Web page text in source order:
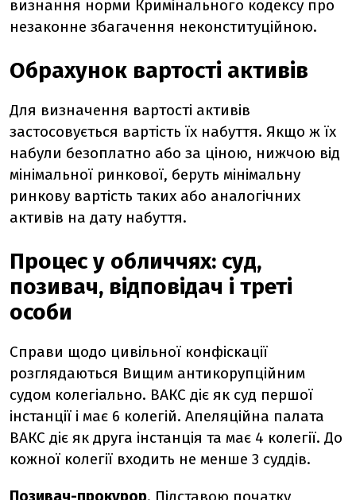
визнання норми Кримінального кодексу про
незаконне збагачення неконституційною.
Обрахунок вартості активів
Для визначення вартості активів
застосовується вартість їх набуття. Якщо ж їх
набули безоплатно або за ціною, нижчою від
мінімальної ринкової, беруть мінімальну
ринкову вартість таких або аналогічних
активів на дату набуття.
Процес у обличчях: суд,
позивач, відповідач і треті
особи
Справи щодо цивільної конфіскації
розглядаються Вищим антикорупційним
судом колегіально. ВАКС діє як суд першої
інстанції і має 6 колегій. Апеляційна палата
ВАКС діє як друга інстанція та має 4 колегії. До
кожної колегії входить не менше 3 суддів.
Позивач-прокурор. Підставою початку